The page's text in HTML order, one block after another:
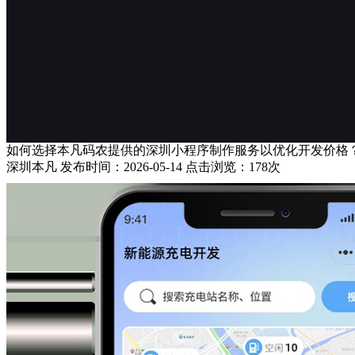
如何选择本凡码农提供的深圳小程序制作服务以优化开发价格
深圳本凡 发布时间：2026-05-14 点击浏览：178次